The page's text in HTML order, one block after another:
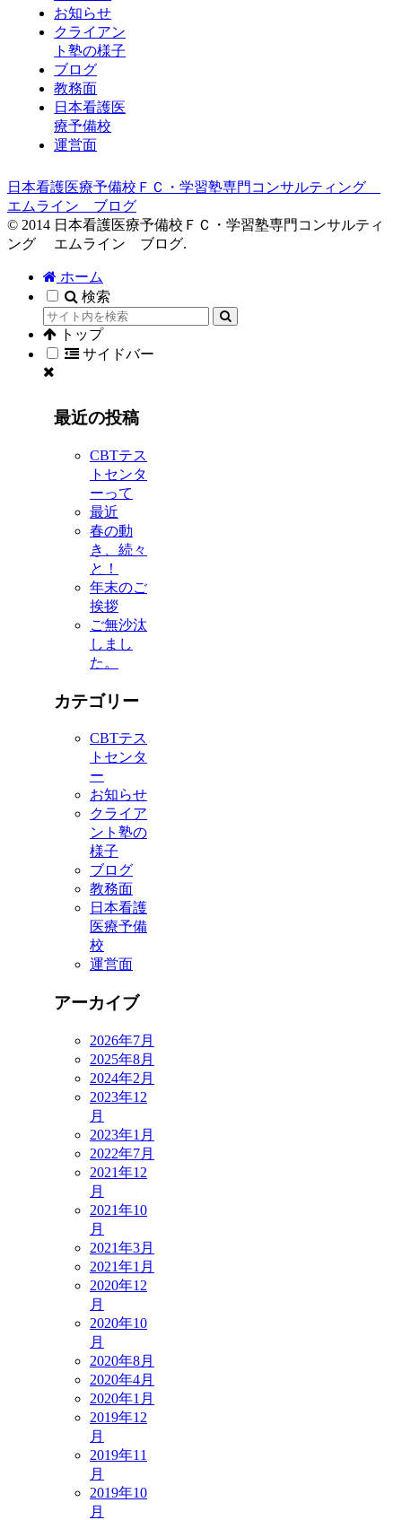
お知らせ
クライアン
ト塾の様子
ブログ
教務面
日本看護医
療予備校
運営面
日本看護医療予備校ＦＣ・学習塾専門コンサルティング
エムライン ブログ
© 2014 日本看護医療予備校ＦＣ・学習塾専門コンサルティ
ング エムライン ブログ.
ホーム
検索
トップ
サイドバー
最近の投稿
CBTテス
トセンタ
ーって
最近
春の動
き、続々
と！
年末のご
挨拶
ご無沙汰
しまし
た。
カテゴリー
CBTテス
トセンタ
ー
お知らせ
クライア
ント塾の
様子
ブログ
教務面
日本看護
医療予備
校
運営面
アーカイブ
2026年7月
2025年8月
2024年2月
2023年12
月
2023年1月
2022年7月
2021年12
月
2021年10
月
2021年3月
2021年1月
2020年12
月
2020年10
月
2020年8月
2020年4月
2020年1月
2019年12
月
2019年11
月
2019年10
月